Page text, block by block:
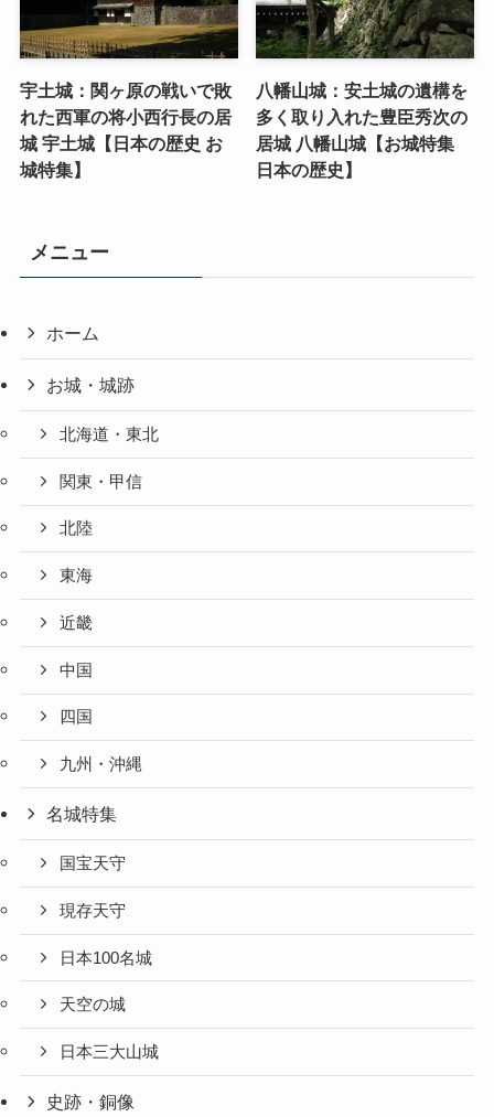
宇土城：関ヶ原の戦いで敗
れた西軍の将小西行長の居
城 宇土城【日本の歴史 お
城特集】
八幡山城：安土城の遺構を
多く取り入れた豊臣秀次の
居城 八幡山城【お城特集
日本の歴史】
メニュー
ホーム
お城・城跡
北海道・東北
関東・甲信
北陸
東海
近畿
中国
四国
九州・沖縄
名城特集
国宝天守
現存天守
日本100名城
天空の城
日本三大山城
史跡・銅像